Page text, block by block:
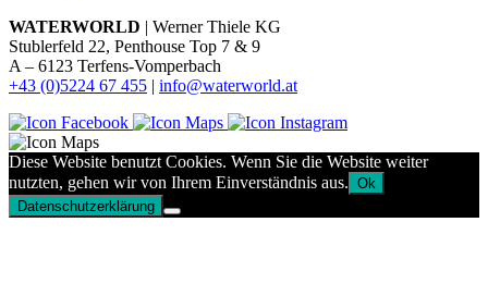
WATERWORLD | Werner Thiele KG
Stublerfeld 22, Penthouse Top 7 & 9
A – 6123 Terfens-Vomperbach
+43 (0)5224 67 455 | info@waterworld.at
Diese Website benutzt Cookies. Wenn Sie die Website weiter
nutzten, gehen wir von Ihrem Einverständnis aus. Ok
Datenschutzerklärung